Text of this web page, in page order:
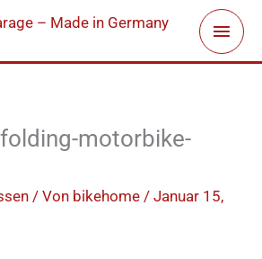
folding-motorbike-
/ Von bikehome / Januar 15,